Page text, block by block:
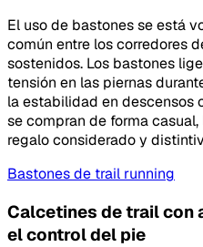
El uso de bastones se está
común entre los corredores
sostenidos. Los bastones
tensión en las piernas
la estabilidad en descensos
se compran de forma
regalo considerado y
Bastones de trail running
Calcetines de trail con
el control del pie